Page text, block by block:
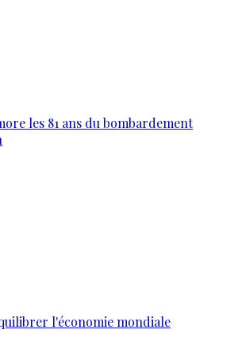
les 81 ans du bombardement
l'économie mondiale